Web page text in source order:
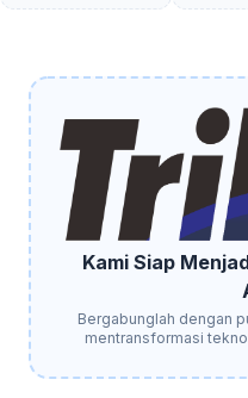
Kami Siap
Bergabunglah dengan
mentransformasi